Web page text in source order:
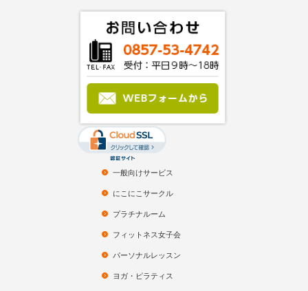
一般向けサービス
にこにこサークル
プラチナルーム
フィットネス女子会
パーソナルレッスン
ヨガ・ピラティス